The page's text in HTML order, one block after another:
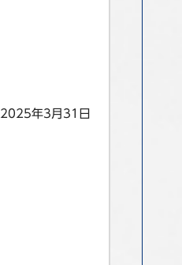
2025年3月31日